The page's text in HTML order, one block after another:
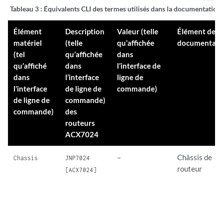
Tableau 3 : Équivalents CLI des termes utilisés dans la
Élément
matériel
(tel
qu’affiché
dans
l’interface
de ligne de
commande)
Description
(telle
qu’affichée
dans
l’interface
de ligne de
commande)
des
routeurs
ACX7024
Valeur (telle
qu’affichée
dans
l’interface de
ligne de
commande)
Élément de la
Chassis
JNP7024
[ACX7024]
–
Châssis de
routeur